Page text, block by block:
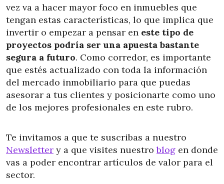
vez va a hacer mayor foco en inmuebles que
tengan estas características, lo que implica que
invertir o empezar a pensar en este tipo de
proyectos podría ser una apuesta bastante
segura a futuro. Como corredor, es importante
que estés actualizado con toda la información
del mercado inmobiliario para que puedas
asesorar a tus clientes y posicionarte como uno
de los mejores profesionales en este rubro.
Te invitamos a que te suscribas a nuestro
Newsletter y a que visites nuestroblog en donde
vas a poder encontrar artículos de valor para el
sector.